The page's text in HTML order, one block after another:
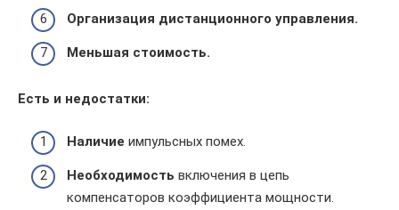
Организация дистанционного управления.
Меньшая стоимость.
Есть и недостатки:
Наличие импульсных помех.
Необходимость включения в цепь
компенсаторов коэффициента мощности.